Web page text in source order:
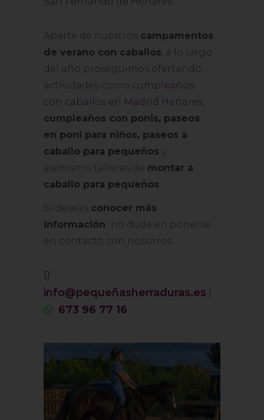
Aparte de nuestros campamentos
de verano con caballos, a lo largo
del año proseguimos ofertando
actividades como cumpleaños
con caballos en Madrid Henares,
cumpleaños con ponis, paseos
en poni para niños, paseos a
caballo para pequeños y
asimismo talleres de montar a
caballo para pequeños
Si deseas conocer más
información
no dude en ponerse
en contacto con nosotros.
info@pequeñasherraduras.es
673 96 77 16